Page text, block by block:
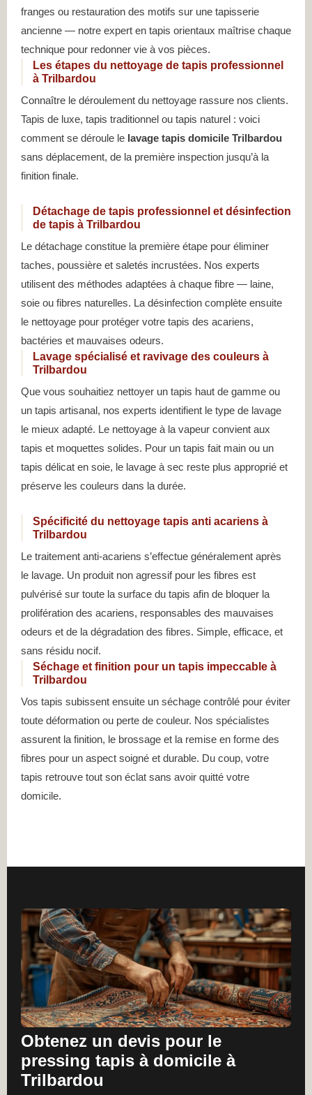
franges ou restauration des motifs sur une tapisserie
ancienne — notre expert en tapis orientaux maîtrise chaque
technique pour redonner vie à vos pièces.
Les étapes du nettoyage de tapis professionnel
à Trilbardou
Connaître le déroulement du nettoyage rassure nos clients.
Tapis de luxe, tapis traditionnel ou tapis naturel : voici
comment se déroule le lavage tapis domicile Trilbardou
sans déplacement, de la première inspection jusqu’à la
finition finale.
Détachage de tapis professionnel et désinfection
de tapis à Trilbardou
Le détachage constitue la première étape pour éliminer
taches, poussière et saletés incrustées. Nos experts
utilisent des méthodes adaptées à chaque fibre — laine,
soie ou fibres naturelles. La désinfection complète ensuite
le nettoyage pour protéger votre tapis des acariens,
bactéries et mauvaises odeurs.
Lavage spécialisé et ravivage des couleurs à
Trilbardou
Que vous souhaitiez nettoyer un tapis haut de gamme ou
un tapis artisanal, nos experts identifient le type de lavage
le mieux adapté. Le nettoyage à la vapeur convient aux
tapis et moquettes solides. Pour un tapis fait main ou un
tapis délicat en soie, le lavage à sec reste plus approprié et
préserve les couleurs dans la durée.
Spécificité du nettoyage tapis anti acariens à
Trilbardou
Le traitement anti-acariens s’effectue généralement après
le lavage. Un produit non agressif pour les fibres est
pulvérisé sur toute la surface du tapis afin de bloquer la
prolifération des acariens, responsables des mauvaises
odeurs et de la dégradation des fibres. Simple, efficace, et
sans résidu nocif.
Séchage et finition pour un tapis impeccable à
Trilbardou
Vos tapis subissent ensuite un séchage contrôlé pour éviter
toute déformation ou perte de couleur. Nos spécialistes
assurent la finition, le brossage et la remise en forme des
fibres pour un aspect soigné et durable. Du coup, votre
tapis retrouve tout son éclat sans avoir quitté votre
domicile.
Obtenez un devis pour le
pressing tapis à domicile à
Trilbardou